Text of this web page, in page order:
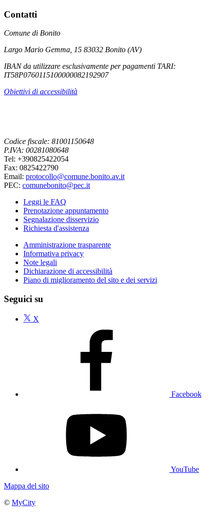
Contatti
Comune di Bonito
Largo Mario Gemma, 15 83032 Bonito (AV)
IBAN da utilizzare esclusivamente per pagamenti TARI:
IT58P0760115100000082192907
Obiettivi di accessibilità
Codice fiscale: 81001150648
P.IVA: 00281080648
Tel: +390825422054
Fax: 0825422790
Email: protocollo@comune.bonito.av.it
PEC: comunebonito@pec.it
Leggi le FAQ
Prenotazione appuntamento
Segnalazione disservizio
Richiesta d'assistenza
Amministrazione trasparente
Informativa privacy
Note legali
Dichiarazione di accessibilità
Piano di miglioramento del sito e dei servizi
Seguici su
X
Facebook
YouTube
Mappa del sito
© MyCity